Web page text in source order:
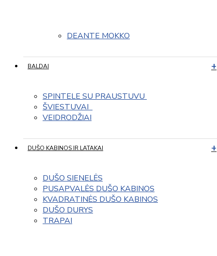
DEANTE MOKKO
BALDAI
SPINTELE SU PRAUSTUVU
ŠVIESTUVAI
VEIDRODŽIAI
DUŠO KABINOS IR LATAKAI
DUŠO SIENELĖS
PUSAPVALĖS DUŠO KABINOS
KVADRATINĖS DUŠO KABINOS
DUŠO DURYS
TRAPAI